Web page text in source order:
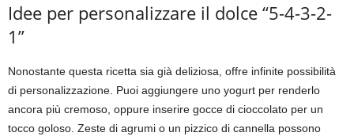
Idee per personalizzare il dolce “5-4-3-2-
1”
Nonostante questa ricetta sia già deliziosa, offre infinite possibilità
di personalizzazione. Puoi aggiungere uno yogurt per renderlo
ancora più cremoso, oppure inserire gocce di cioccolato per un
tocco goloso. Zeste di agrumi o un pizzico di cannella possono